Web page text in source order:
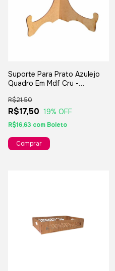
Suporte Para Prato Azulejo
Quadro Em Mdf Cru -
R$17,50
R$21,50
19% OFF
R$16,63 com Boleto